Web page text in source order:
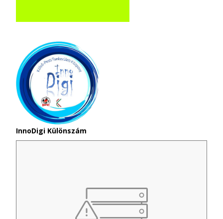
InnoDigi Különszám